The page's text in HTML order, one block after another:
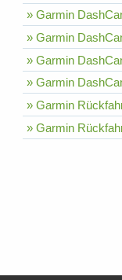
» Garmin
» Garmin
» Garmin
» Garmin
» Garmin
» Garmin